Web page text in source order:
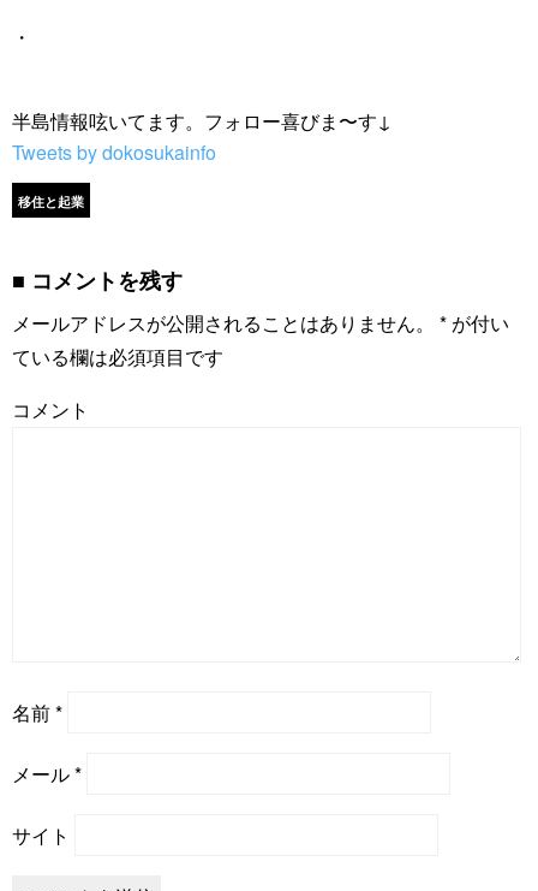
・
半島情報呟いてます。フォロー喜びま〜す↓
Tweets by dokosukainfo
移住と起業
コメントを残す
メールアドレスが公開されることはありません。 * が付い
ている欄は必須項目です
コメント
名前*
メール*
サイト